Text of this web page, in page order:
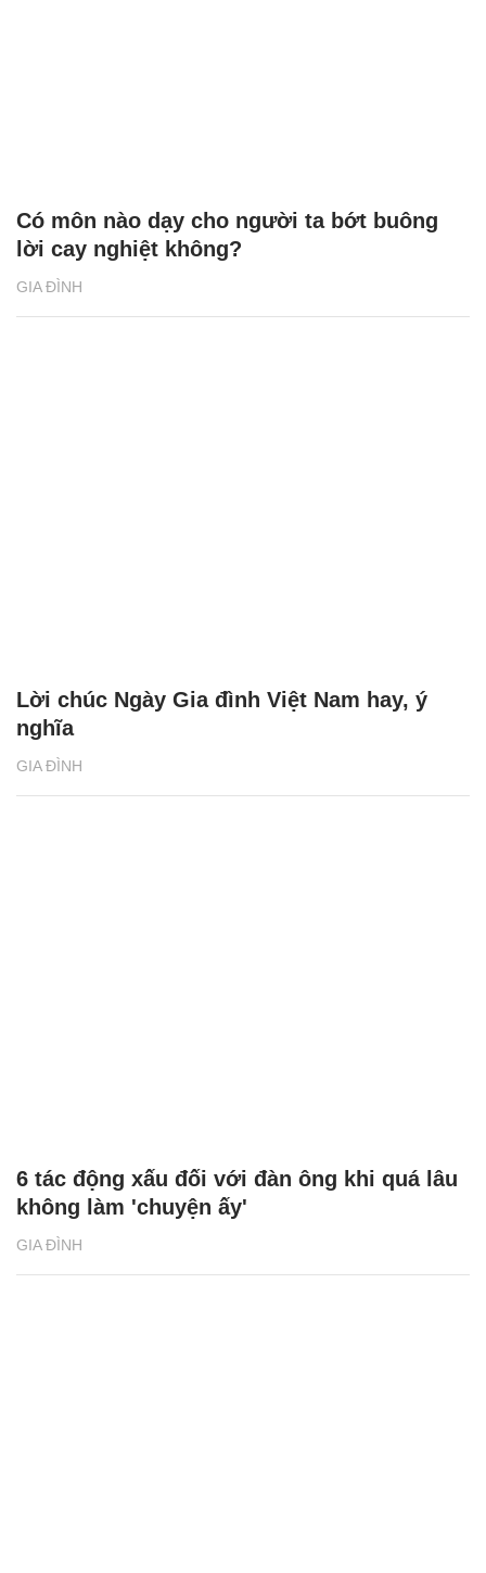
GIA ĐÌNH
Có môn nào dạy cho người ta bớt buông
lời cay nghiệt không?
GIA ĐÌNH
Lời chúc Ngày Gia đình Việt Nam hay, ý
nghĩa
GIA ĐÌNH
6 tác động xấu đối với đàn ông khi quá lâu
không làm 'chuyện ấy'